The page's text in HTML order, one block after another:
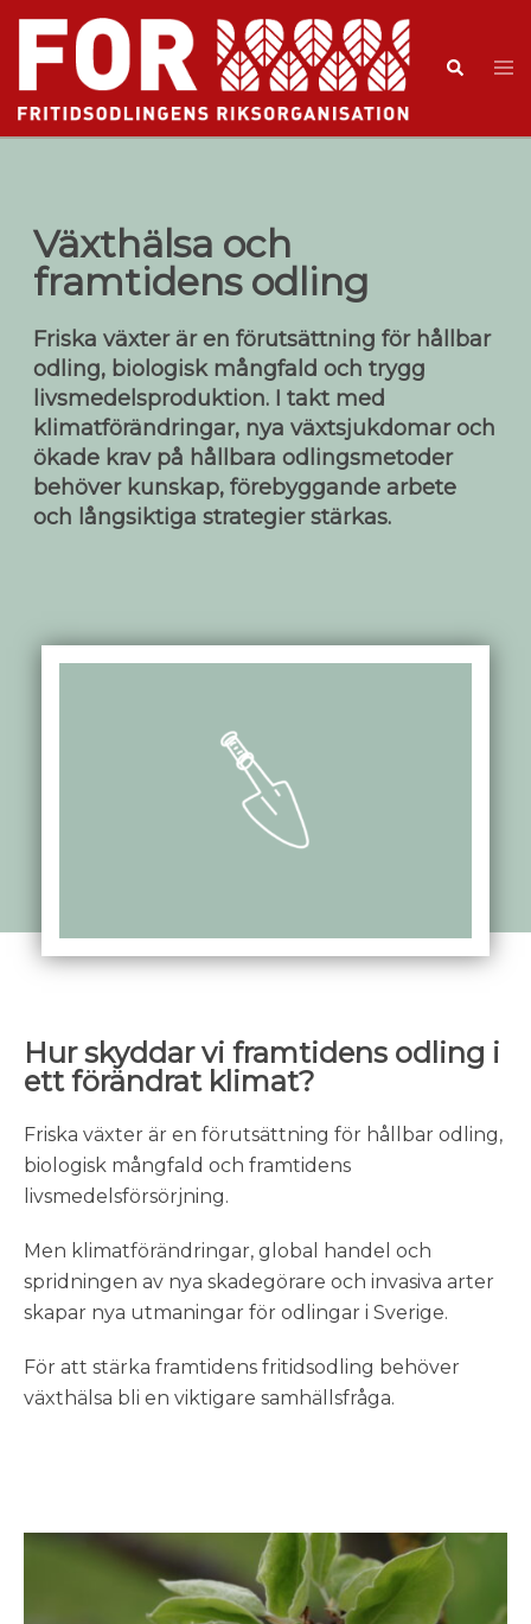
Växthälsa och
framtidens odling
Friska växter är en förutsättning för hållbar
odling, biologisk mångfald och trygg
livsmedelsproduktion. I takt med
klimatförändringar, nya växtsjukdomar och
ökade krav på hållbara odlingsmetoder
behöver kunskap, förebyggande arbete
och långsiktiga strategier stärkas.
Hur skyddar vi framtidens odling i
ett förändrat klimat?
Friska växter är en förutsättning för hållbar odling,
biologisk mångfald och framtidens
livsmedelsförsörjning.
Men klimatförändringar, global handel och
spridningen av nya skadegörare och invasiva arter
skapar nya utmaningar för odlingar i Sverige.
För att stärka framtidens fritidsodling behöver
växthälsa bli en viktigare samhällsfråga.